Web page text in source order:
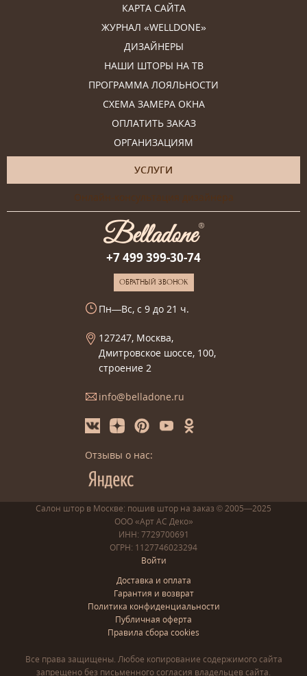
КАРТА САЙТА
ЖУРНАЛ «WELLDONE»
ДИЗАЙНЕРЫ
НАШИ ШТОРЫ НА ТВ
ПРОГРАММА ЛОЯЛЬНОСТИ
СХЕМА ЗАМЕРА ОКНА
ОПЛАТИТЬ ЗАКАЗ
ОРГАНИЗАЦИЯМ
УСЛУГИ
Онлайн-консультация дизайнера
+7 499 399-30-74
ОБРАТНЫЙ ЗВОНОК
Пн—Вс, с 9 до 21 ч.
127247, Москва,
Дмитровское шоссе, 100,
строение 2
info@belladone.ru
Отзывы о нас:
Салон штор в Москве: пошив штор на заказ © 2005—2025
ООО «Арт АС Деко»
ИНН: 7729700691
ОГРН: 1127746023294
Войти
Доставка и оплата
Гарантия и возврат
Политика конфиденциальности
Публичная оферта
Правила сбора cookies
Все права защищены. Любое копирование содержимого сайта
запрещено без письменного согласия владельцев сайта.